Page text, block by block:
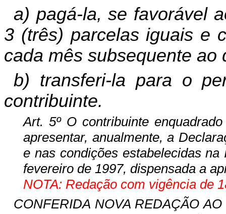
a) pagá-la, se favorável
3 (três) parcelas iguais e
cada mês subsequente
b) transferi-la para o
contribuinte.
Art. 5º O contribuinte
apresentar, anualmente, a
e nas condições estabelecidas
fevereiro de 1997, dispensada a
NOTA: Redação com vigência de
CONFERIDA NOVA REDAÇÃO